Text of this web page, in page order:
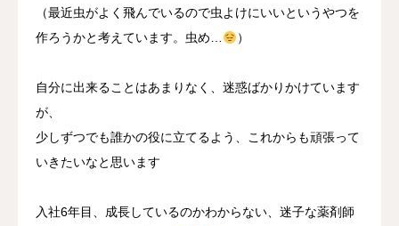
（最近虫がよく飛んでいるので虫よけにいいというやつを
作ろうかと考えています。虫め…
）
自分に出来ることはあまりなく、迷惑ばかりかけています
が、
少しずつでも誰かの役に立てるよう、これからも頑張って
いきたいなと思います
入社6年目、成長しているのかわからない、迷子な薬剤師